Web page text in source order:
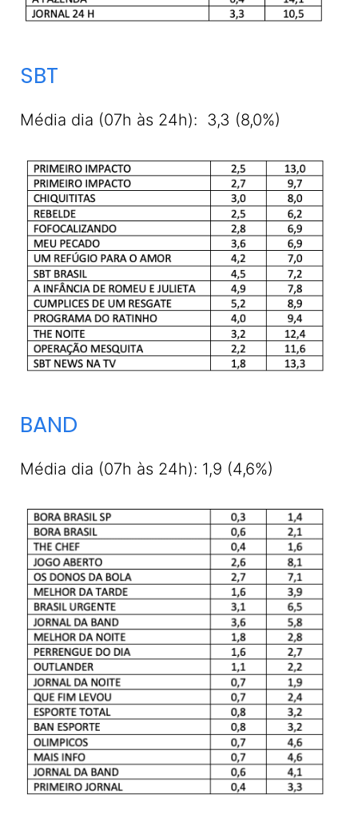
SBT
Média dia (07h às 24h): 3,3 (8,0%)
BAND
Média dia (07h às 24h): 1,9 (4,6%)